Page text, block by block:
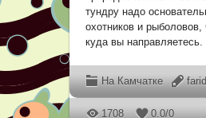
тундру надо
охотников и
куда вы направляетесь.
На Камчатке
1708 0.0/0